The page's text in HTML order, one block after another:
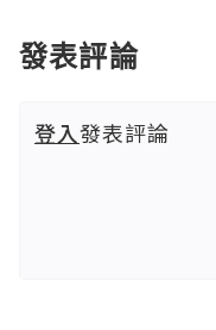
發表評論
登入發表評論